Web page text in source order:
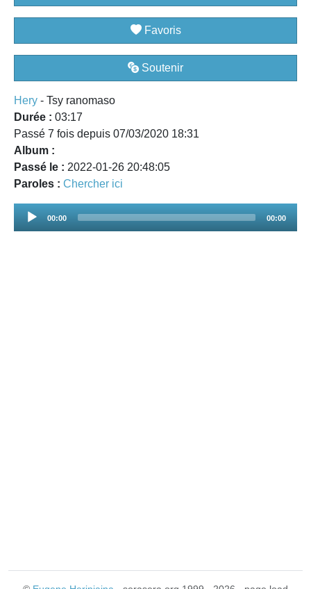
Favoris
Soutenir
Hery - Tsy ranomaso
Durée : 03:17
Passé 7 fois depuis 07/03/2020 18:31
Album :
Passé le : 2022-01-26 20:48:05
Paroles : Chercher ici
Audio
00:00 00:00